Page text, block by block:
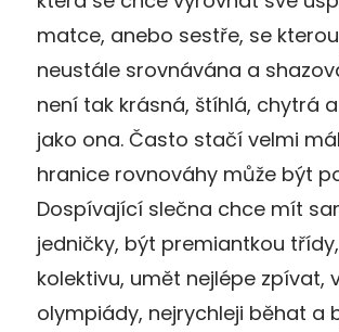
matce, anebo sestře, se
neustále srovnávána a
není tak krásná, štíhlá, chytrá
jako ona. Často stačí velmi
hranice rovnováhy může být
Dospívající slečna chce mít
jedničky, být premiantkou
kolektivu, umět nejlépe zpívat,
olympiády, nejrychleji běhat a